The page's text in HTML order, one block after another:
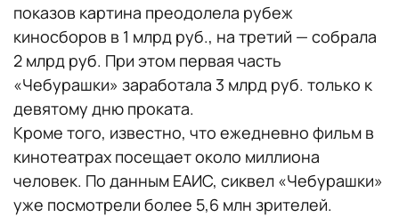
показов картина преодолела рубеж
киносборов в 1 млрд руб., на третий — собрала
2 млрд руб. При этом первая часть
«Чебурашки» заработала 3 млрд руб. только к
девятому дню проката.
Кроме того, известно, что ежедневно фильм в
кинотеатрах посещает около миллиона
человек. По данным ЕАИС, сиквел «Чебурашки»
уже посмотрели более 5,6 млн зрителей.